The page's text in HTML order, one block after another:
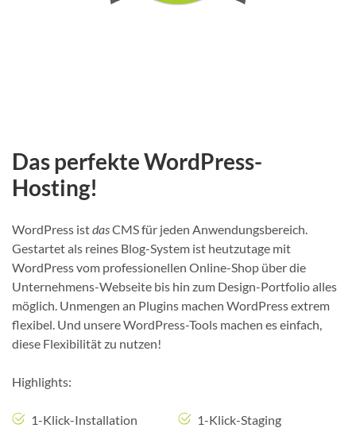
Das perfekte WordPress-
Hosting!
WordPress istdasCMS für jeden Anwendungsbereich.
Gestartet als reines Blog-System ist heutzutage mit
WordPress vom professionellen Online-Shop über die
Unternehmens-Webseite bis hin zum Design-Portfolio alles
möglich. Unmengen an Plugins machen WordPress extrem
flexibel. Und unsere WordPress-Tools machen es einfach,
diese Flexibilität zu nutzen!
Highlights:
1-Klick-Installation
1-Klick-Staging